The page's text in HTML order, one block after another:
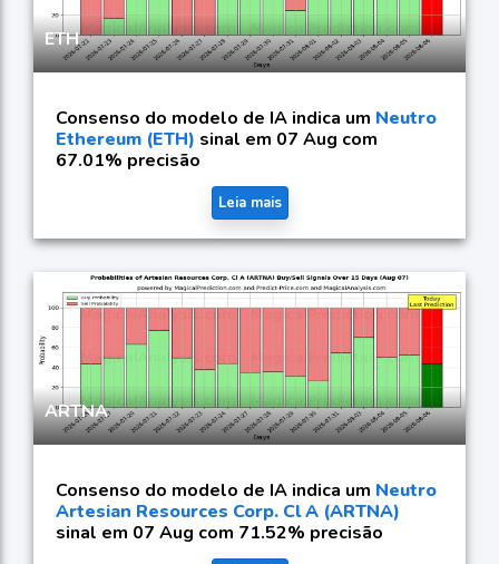
ETH
Consenso do modelo de IA indica um Neutro
Ethereum (ETH) sinal em 07 Aug com
67.01% precisão
Leia mais
ARTNA
Consenso do modelo de IA indica um Neutro
Artesian Resources Corp. Cl A (ARTNA)
sinal em 07 Aug com 71.52% precisão